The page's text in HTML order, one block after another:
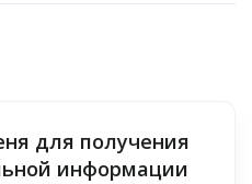
для получения
информации